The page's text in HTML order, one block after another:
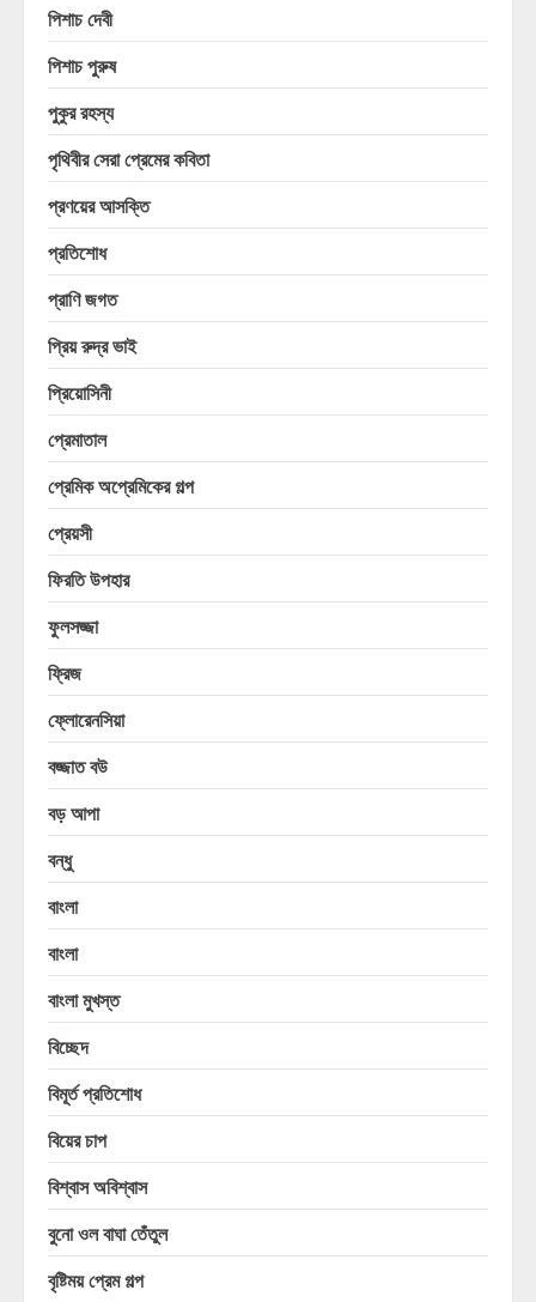
পিশাচ দেবী
পিশাচ পুরুষ
পুকুর রহস্য
পৃথিবীর সেরা প্রেমের কবিতা
প্রণয়ের আসক্তি
প্রতিশোধ
প্রাণি জগত
প্রিয় রুদ্র ভাই
প্রিয়োসিনী
প্রেমাতাল
প্রেমিক অপ্রেমিকের গল্প
প্রেয়সী
ফিরতি উপহার
ফুলসজ্জা
ফ্রিজ
ফ্লোরেনসিয়া
বজ্জাত বউ
বড় আপা
বন্ধু
বাংলা
বাংলা
বাংলা মুখস্ত
বিচ্ছেদ
বিমূর্ত প্রতিশোধ
বিয়ের চাপ
বিশ্বাস অবিশ্বাস
বুনো ওল বাঘা তেঁতুল
বৃষ্টিময় প্রেম গল্প